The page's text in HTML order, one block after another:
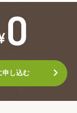
申し込む